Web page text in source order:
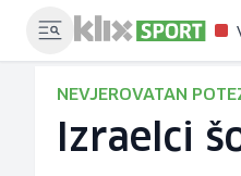
NEVJEROVATAN
Izraelci